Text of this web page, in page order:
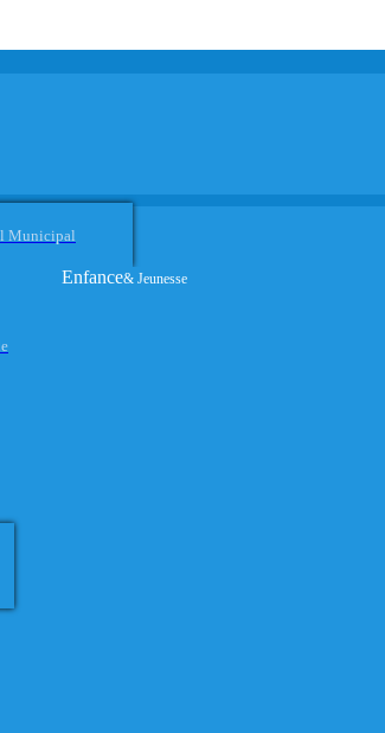
Municipal
Enfance& Jeunesse